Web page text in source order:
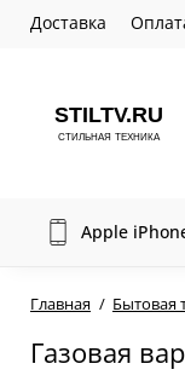
Доставка
Apple
Главная Бытовая
Газовая